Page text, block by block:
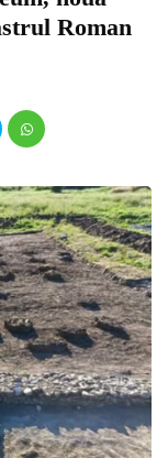
Roman